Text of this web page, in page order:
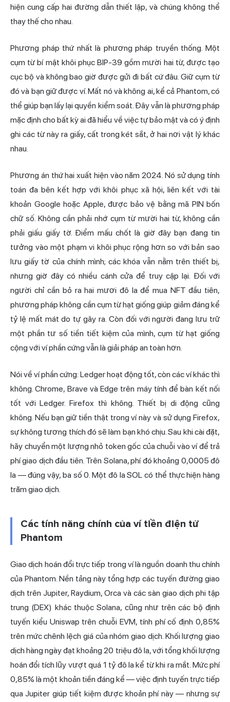
hiện cung cấp hai đường dẫn thiết lập, và chúng không thể
thay thế cho nhau.
Phương pháp thứ nhất là phương pháp truyền thống. Một
cụm từ bí mật khôi phục BIP-39 gồm mười hai từ, được tạo
cục bộ và không bao giờ được gửi đi bất cứ đâu. Giữ cụm từ
đó và bạn giữ được ví. Mất nó và không ai, kể cả Phantom, có
thể giúp bạn lấy lại quyền kiểm soát. Đây vẫn là phương pháp
mặc định cho bất kỳ ai đã hiểu về việc tự bảo mật và có ý định
ghi các từ này ra giấy, cất trong két sắt, ở hai nơi vật lý khác
nhau.
Phương án thứ hai xuất hiện vào năm 2024. Nó sử dụng tính
toán đa bên kết hợp với khôi phục xã hội, liên kết với tài
khoản Google hoặc Apple, được bảo vệ bằng mã PIN bốn
chữ số. Không cần phải nhớ cụm từ mười hai từ, không cần
phải giấu giấy tờ. Điểm mấu chốt là giờ đây bạn đang tin
tưởng vào một phạm vi khôi phục rộng hơn so với bản sao
lưu giấy tờ của chính mình; các khóa vẫn nằm trên thiết bị,
nhưng giờ đây có nhiều cánh cửa để truy cập lại. Đối với
người chỉ cần bỏ ra hai mươi đô la để mua NFT đầu tiên,
phương pháp không cần cụm từ hạt giống giúp giảm đáng kể
tỷ lệ mất mát do tự gây ra. Còn đối với người đang lưu trữ
một phần tư số tiền tiết kiệm của mình, cụm từ hạt giống
cộng với ví phần cứng vẫn là giải pháp an toàn hơn.
Nói về ví phần cứng: Ledger hoạt động tốt, còn các ví khác thì
không. Chrome, Brave và Edge trên máy tính để bàn kết nối
tốt với Ledger. Firefox thì không. Thiết bị di động cũng
không. Nếu bạn giữ tiền thật trong ví này và sử dụng Firefox,
sự không tương thích đó sẽ làm bạn khó chịu. Sau khi cài đặt,
hãy chuyển một lượng nhỏ token gốc của chuỗi vào ví để trả
phí giao dịch đầu tiên. Trên Solana, phí đó khoảng 0,0005 đô
la — đúng vậy, ba số 0. Một đô la SOL có thể thực hiện hàng
trăm giao dịch.
Các tính năng chính của ví tiền điện tử
Phantom
Giao dịch hoán đổi trực tiếp trong ví là nguồn doanh thu chính
của Phantom. Nền tảng này tổng hợp các tuyến đường giao
dịch trên Jupiter, Raydium, Orca và các sàn giao dịch phi tập
trung (DEX) khác thuộc Solana, cũng như trên các bộ định
tuyến kiểu Uniswap trên chuỗi EVM, tính phí cố định 0,85%
trên mức chênh lệch giá của nhóm giao dịch. Khối lượng giao
dịch hàng ngày đạt khoảng 20 triệu đô la, với tổng khối lượng
hoán đổi tích lũy vượt quá 1 tỷ đô la kể từ khi ra mắt. Mức phí
0,85% là một khoản tiền đáng kể — việc định tuyến trực tiếp
qua Jupiter giúp tiết kiệm được khoản phí này — nhưng sự